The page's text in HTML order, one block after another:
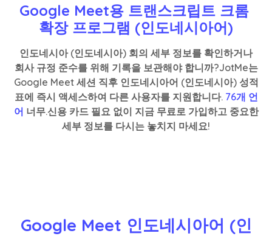
Google Meet용 트랜스크립트 크롬
확장 프로그램 (인도네시아어)
인도네시아 (인도네시아) 회의 세부 정보를 확인하거나
회사 규정 준수를 위해 기록을 보관해야 합니까?JotMe는
Google Meet 세션 직후 인도네시아어 (인도네시아) 성적
표에 즉시 액세스하여 다른 사용자를 지원합니다. 76개 언
어 너무.신용 카드 필요 없이 지금 무료로 가입하고 중요한
세부 정보를 다시는 놓치지 마세요!
Google Meet 인도네시아어 (인